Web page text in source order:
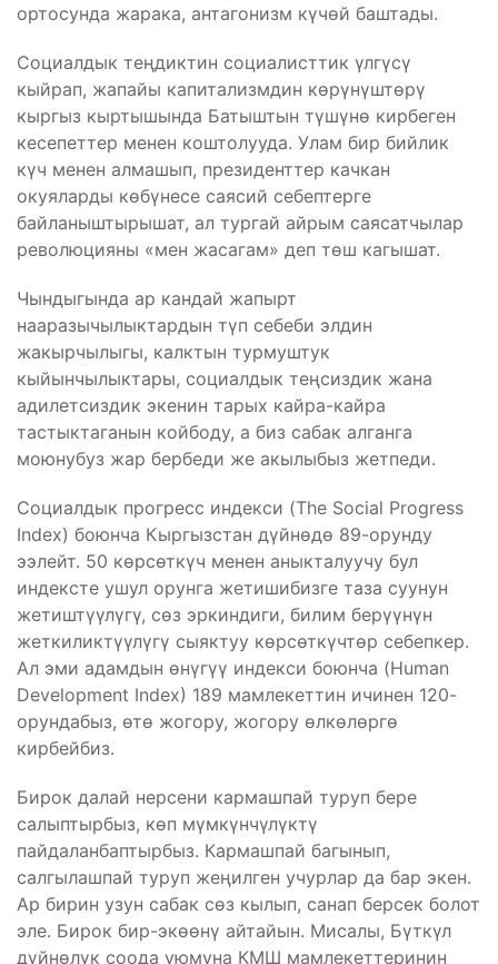
ортосунда жарака, антагонизм күчөй баштады.
Социалдык теңдиктин социалисттик үлгүсү
кыйрап, жапайы капитализмдин көрүнүштөрү
кыргыз кыртышында Батыштын түшүнө кирбеген
кесепеттер менен коштолууда. Улам бир бийлик
күч менен алмашып, президенттер качкан
окуяларды көбүнесе саясий себептерге
байланыштырышат, ал тургай айрым саясатчылар
революцияны «мен жасагам» деп төш кагышат.
Чындыгында ар кандай жапырт
нааразычылыктардын түп себеби элдин
жакырчылыгы, калктын турмуштук
кыйынчылыктары, социалдык теңсиздик жана
адилетсиздик экенин тарых кайра-кайра
тастыктаганын койбоду, а биз сабак алганга
моюнубуз жар бербеди же акылыбыз жетпеди.
Социалдык прогресс индекси (The Social Progress
Index) боюнча Кыргызстан дүйнөдө 89-орунду
ээлейт. 50 көрсөткүч менен аныкталуучу бул
индексте ушул орунга жетишибизге таза суунун
жетиштүүлүгү, сөз эркиндиги, билим берүүнүн
жеткиликтүүлүгү сыяктуу көрсөткүчтөр себепкер.
Ал эми адамдын өнүгүү индекси боюнча (Human
Development Index) 189 мамлекеттин ичинен 120-
орундабыз, өтө жогору, жогору өлкөлөргө
кирбейбиз.
Бирок далай нерсени кармашпай туруп бере
салыптырбыз, көп мүмкүнчүлүктү
пайдаланбаптырбыз. Кармашпай багынып,
салгылашпай туруп жеңилген учурлар да бар экен.
Ар бирин узун сабак сөз кылып, санап берсек болот
эле. Бирок бир-экөөнү айтайын. Мисалы, Бүткүл
дүйнөлүк соода уюмуна КМШ мамлекеттеринин